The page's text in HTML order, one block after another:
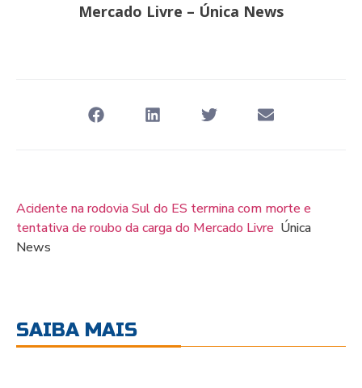
Mercado Livre – Única News
Acidente na rodovia Sul do ES termina com morte e
tentativa de roubo da carga do Mercado Livre Única
News
SAIBA MAIS